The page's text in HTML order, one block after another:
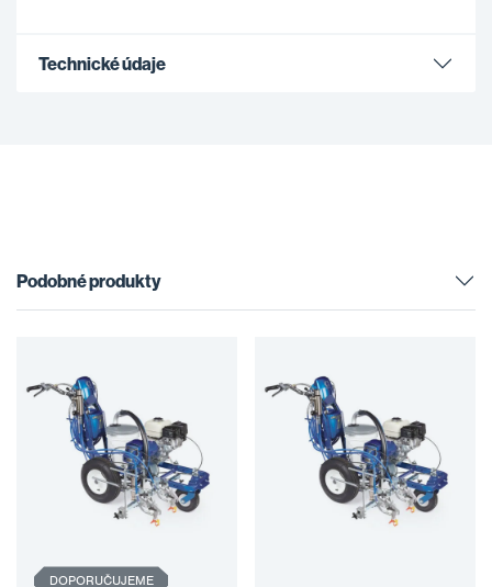
Technické údaje
Podobné produkty
DOPORUČUJEME